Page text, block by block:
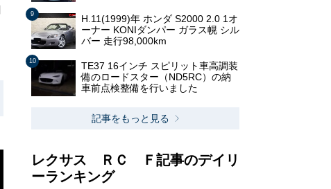
H.11(1999)年 ホンダ S2000 2.0 1オ
ーナー KONIダンパー ガラス幌 シル
バー 走行98,000km
TE37 16インチ スピリット車高調装
備のロードスター（ND5RC）の納
車前点検整備を行いました
記事をもっと見る
レクサス ＲＣ Ｆ記事のデイリ
ーランキング